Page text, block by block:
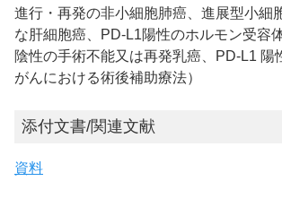
進行・再発の非小細胞肺癌、進展型小細
な肝細胞癌、PD-L1陽性のホルモン受容
陰性の手術不能又は再発乳癌、PD-L1 陽
がんにおける術後補助療法）
添付文書/関連文献
資料